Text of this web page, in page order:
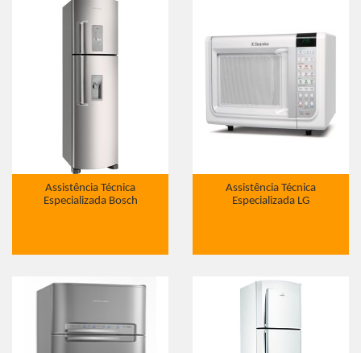
Assistência Técnica
Especializada Bosch
Assistência Técnica
Especializada LG